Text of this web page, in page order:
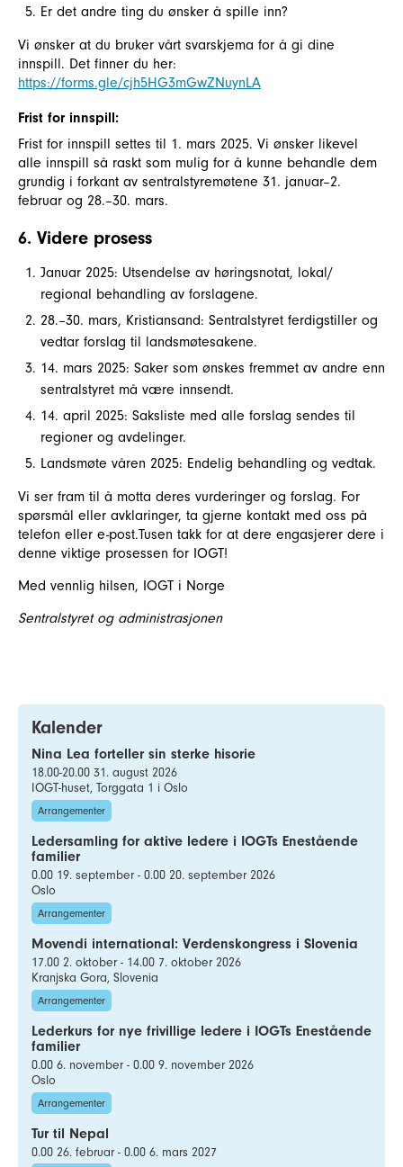
Er det andre ting du ønsker å spille inn?
Vi ønsker at du bruker vårt svarskjema for å gi dine
innspill. Det finner du her:
https://forms.gle/cjh5HG3mGwZNuynLA
Frist for innspill:
Frist for innspill settes til 1. mars 2025. Vi ønsker likevel
alle innspill så raskt som mulig for å kunne behandle dem
grundig i forkant av sentralstyremøtene 31. januar–2.
februar og 28.–30. mars.
6. Videre prosess
Januar 2025: Utsendelse av høringsnotat, lokal/
regional behandling av forslagene.
28.–30. mars, Kristiansand: Sentralstyret ferdigstiller og
vedtar forslag til landsmøtesakene.
14. mars 2025: Saker som ønskes fremmet av andre enn
sentralstyret må være innsendt.
14. april 2025: Saksliste med alle forslag sendes til
regioner og avdelinger.
Landsmøte våren 2025: Endelig behandling og vedtak.
Vi ser fram til å motta deres vurderinger og forslag. For
spørsmål eller avklaringer, ta gjerne kontakt med oss på
telefon eller e-post.Tusen takk for at dere engasjerer dere i
denne viktige prosessen for IOGT!
Med vennlig hilsen, IOGT i Norge
Sentralstyret og administrasjonen
Kalender
Nina Lea forteller sin sterke hisorie
18.00-20.00 31. august 2026
IOGT-huset, Torggata 1 i Oslo
Arrangementer
Ledersamling for aktive ledere i IOGTs Enestående
familier
0.00 19. september - 0.00 20. september 2026
Oslo
Arrangementer
Movendi international: Verdenskongress i Slovenia
17.00 2. oktober - 14.00 7. oktober 2026
Kranjska Gora, Slovenia
Arrangementer
Lederkurs for nye frivillige ledere i IOGTs Enestående
familier
0.00 6. november - 0.00 9. november 2026
Oslo
Arrangementer
Tur til Nepal
0.00 26. februar - 0.00 6. mars 2027